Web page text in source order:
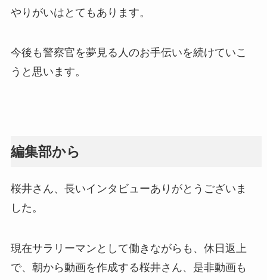
やりがいはとてもあります。
今後も警察官を夢見る人のお手伝いを続けていこ
うと思います。
編集部から
桜井さん、長いインタビューありがとうございま
した。
現在サラリーマンとして働きながらも、休日返上
で、朝から動画を作成する桜井さん、是非動画も